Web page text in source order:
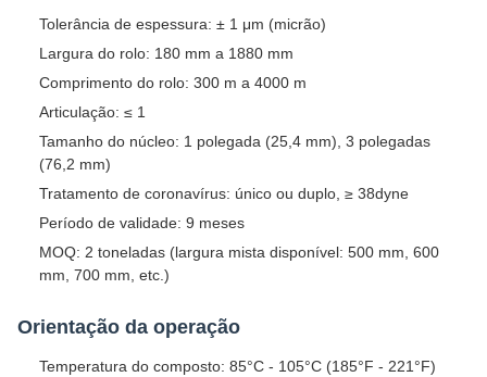
Tolerância de espessura: ± 1 μm (micrão)
Largura do rolo: 180 mm a 1880 mm
Comprimento do rolo: 300 m a 4000 m
Articulação: ≤ 1
Tamanho do núcleo: 1 polegada (25,4 mm), 3 polegadas
(76,2 mm)
Tratamento de coronavírus: único ou duplo, ≥ 38dyne
Período de validade: 9 meses
MOQ: 2 toneladas (largura mista disponível: 500 mm, 600
mm, 700 mm, etc.)
Orientação da operação
Temperatura do composto: 85°C - 105°C (185°F - 221°F)